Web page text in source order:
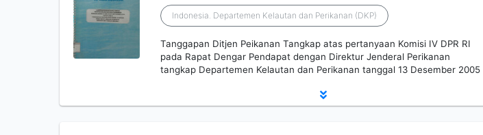
Indonesia. Departemen Kelautan dan Perikanan (DKP)
Tanggapan Ditjen Peikanan Tangkap atas pertanyaan Komisi IV DPR RI
pada Rapat Dengar Pendapat dengan Direktur Jenderal Perikanan
tangkap Departemen Kelautan dan Perikanan tanggal 13 Desember 2005